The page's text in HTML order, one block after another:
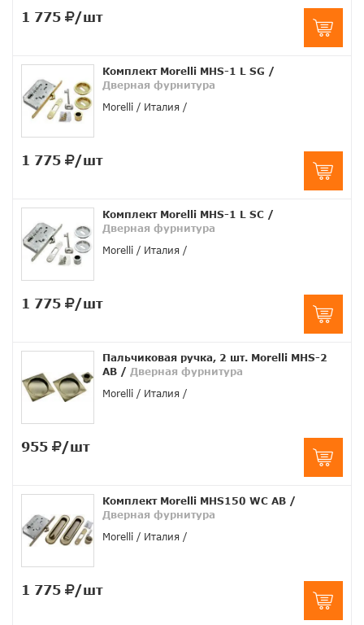
1 775 /шт
Комплект Morelli MHS-1 L SG /
Дверная фурнитура
Morelli
Италия
1 775 /шт
Комплект Morelli MHS-1 L SC /
Дверная фурнитура
Morelli
Италия
1 775 /шт
Пальчиковая ручка, 2 шт. Morelli MHS-2
AB / Дверная фурнитура
Morelli
Италия
955 /шт
Комплект Morelli MHS150 WC AB /
Дверная фурнитура
Morelli
Италия
1 775 /шт